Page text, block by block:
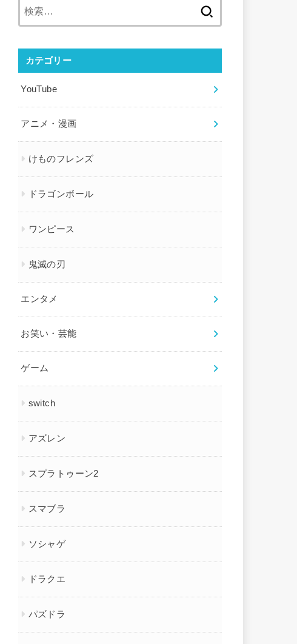
カテゴリー
YouTube
アニメ・漫画
けものフレンズ
ドラゴンボール
ワンピース
鬼滅の刃
エンタメ
お笑い・芸能
ゲーム
switch
アズレン
スプラトゥーン2
スマブラ
ソシャゲ
ドラクエ
パズドラ